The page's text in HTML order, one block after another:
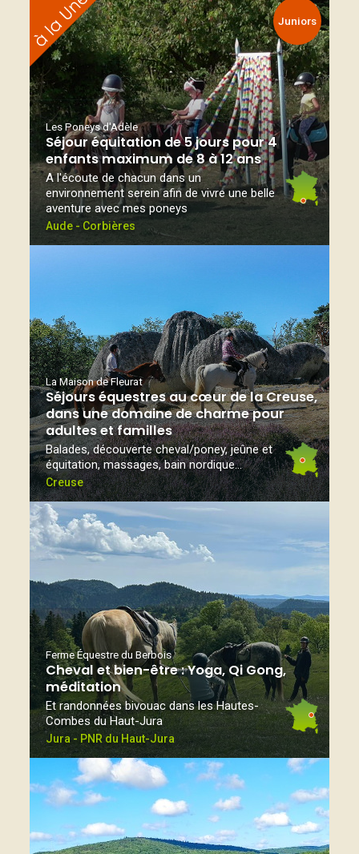
Juniors
Les Poneys d'Adèle
Séjour équitation de 5 jours pour 4
enfants maximum de 8 à 12 ans
A l'écoute de chacun dans un
environnement serein afin de vivre une belle
aventure avec mes poneys
Aude - Corbières
La Maison de Fleurat
Séjours équestres au cœur de la Creuse,
dans une domaine de charme pour
adultes et familles
Balades, découverte cheval/poney, jeûne et
équitation, massages, bain nordique...
Creuse
Ferme Équestre du Berbois
Cheval et bien-être : Yoga, Qi Gong,
méditation
Et randonnées bivouac dans les Hautes-
Combes du Haut-Jura
Jura - PNR du Haut-Jura